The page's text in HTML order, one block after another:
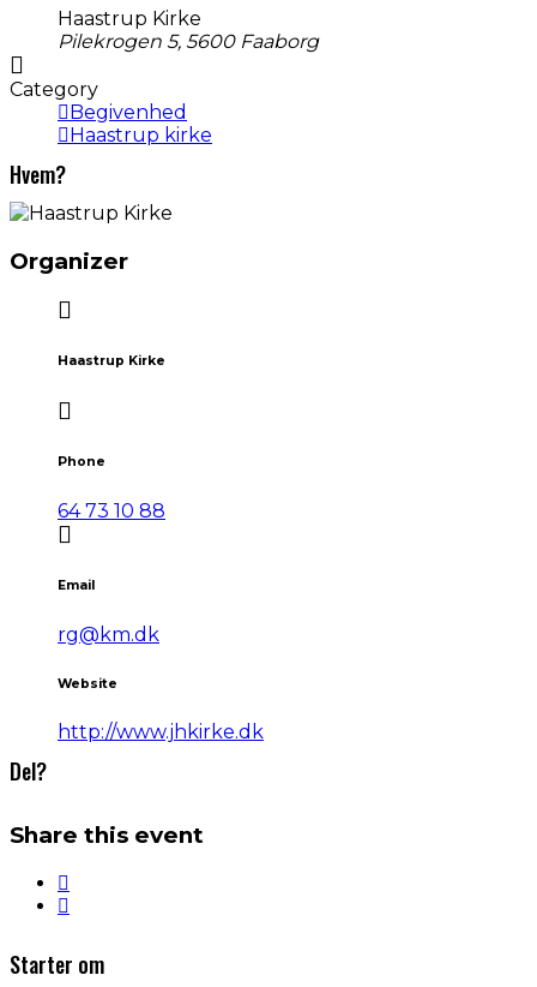
Haastrup Kirke
Pilekrogen 5, 5600 Faaborg
Category
Begivenhed
Haastrup kirke
Hvem?
Organizer
Haastrup Kirke
Phone
64 73 10 88
Email
rg@km.dk
Website
http://www.jhkirke.dk
Del?
Share this event
Starter om